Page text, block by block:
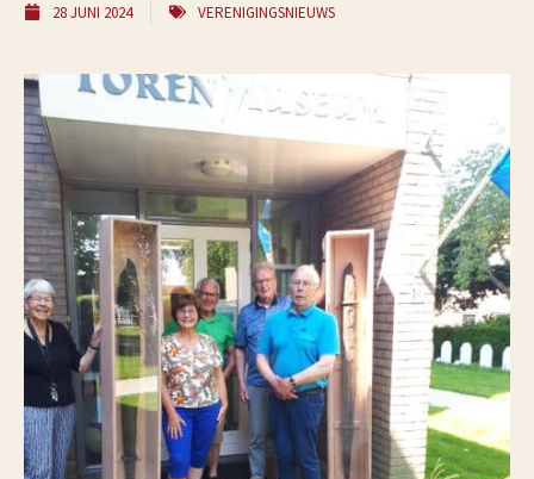
28 JUNI 2024 VERENIGINGSNIEUWS